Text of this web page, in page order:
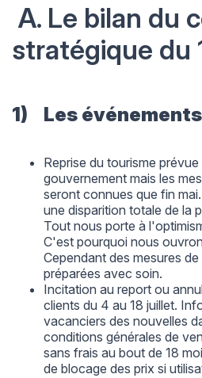
A. Le bilan du
stratégique du
1) Les événements
Reprise du tourisme prévue
gouvernement mais les
seront connues que fin
une disparition totale de la
Tout nous porte à
C'est pourquoi nous
Cependant des mesures
préparées avec soin.
Incitation au report ou
clients du 4 au 18 juillet.
vacanciers des nouvelles
conditions générales de
sans frais au bout de 18
de blocage des prix si